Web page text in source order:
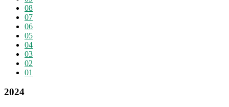
08
07
06
05
04
03
02
01
2024